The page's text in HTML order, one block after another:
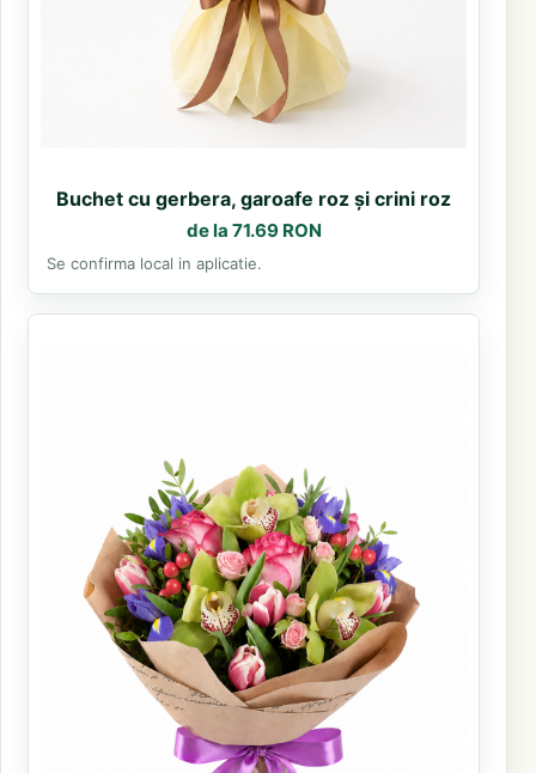
Buchet cu gerbera, garoafe roz și crini roz
de la 71.69 RON
Se confirma local in aplicatie.